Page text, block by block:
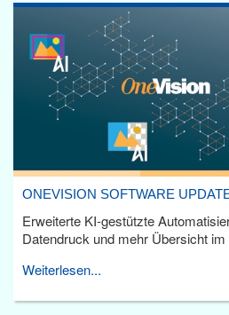
ONEVISION SOFTWARE
Erweiterte KI-gestützte
Datendruck und mehr Übersicht
Weiterlesen...